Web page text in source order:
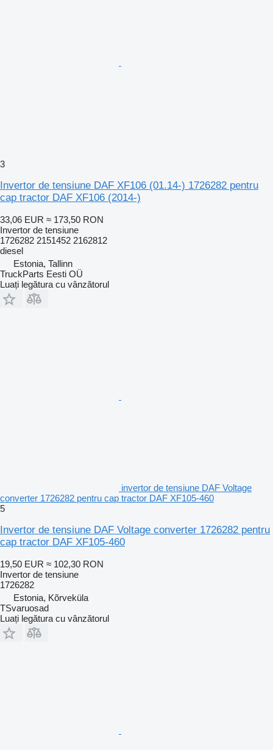
3
Invertor de tensiune DAF XF106 (01.14-) 1726282 pentru
cap tractor DAF XF106 (2014-)
33,06 EUR ≈ 173,50 RON
Invertor de tensiune
1726282 2151452 2162812
diesel
Estonia, Tallinn
TruckParts Eesti OÜ
Luați legătura cu vânzătorul
invertor de tensiune DAF Voltage
converter 1726282 pentru cap tractor DAF XF105-460
5
Invertor de tensiune DAF Voltage converter 1726282 pentru
cap tractor DAF XF105-460
19,50 EUR ≈ 102,30 RON
Invertor de tensiune
1726282
Estonia, Kõrveküla
TSvaruosad
Luați legătura cu vânzătorul